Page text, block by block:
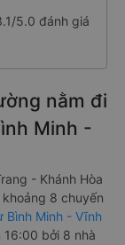
5.0 đánh giá
nằm đi
Minh -
- Khánh Hòa
8 chuyến
Bình Minh - Vĩnh
bởi 8 nhà